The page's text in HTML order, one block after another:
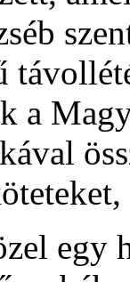
a
egy